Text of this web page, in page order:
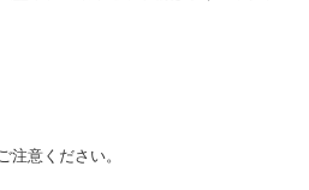
意ください。